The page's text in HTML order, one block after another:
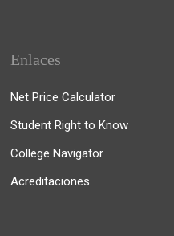
Enlaces
Net Price Calculator
Student Right to Know
College Navigator
Acreditaciones